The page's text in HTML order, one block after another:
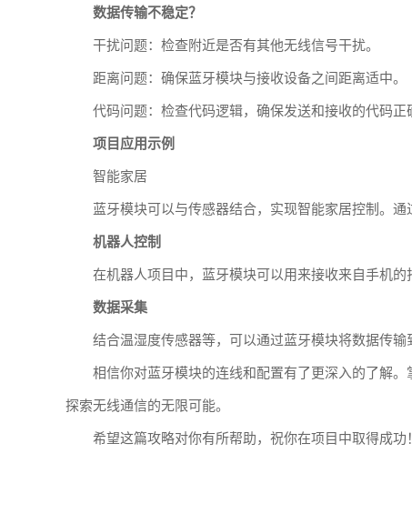
数据传输不稳定？
干扰问题：检查附近是否有其他无线信号干扰。
距离问题：确保蓝牙模块与接收设备之间距离适中。
代码问题：检查代码逻辑，确保发送和接收的代码正
项目应用示例
智能家居
蓝牙模块可以与传感器结合，实现智能家居控制。通
机器人控制
在机器人项目中，蓝牙模块可以用来接收来自手机的
数据采集
结合温湿度传感器等，可以通过蓝牙模块将数据传输
相信你对蓝牙模块的连线和配置有了更深入的了解
探索无线通信的无限可能。
希望这篇攻略对你有所帮助，祝你在项目中取得成功